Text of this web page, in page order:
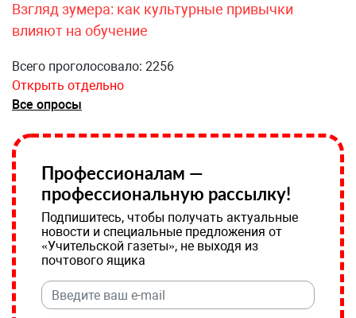
Взгляд зумера: как культурные привычки
влияют на обучение
Всего проголосовало: 2256
Открыть отдельно
Все опросы
Профессионалам —
профессиональную рассылку!
Подпишитесь, чтобы получать актуальные
новости и специальные предложения от
«Учительской газеты», не выходя из
почтового ящика